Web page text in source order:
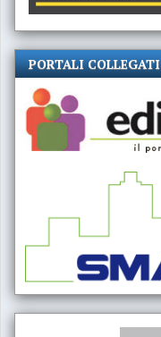
PORTALI COLLEGATI